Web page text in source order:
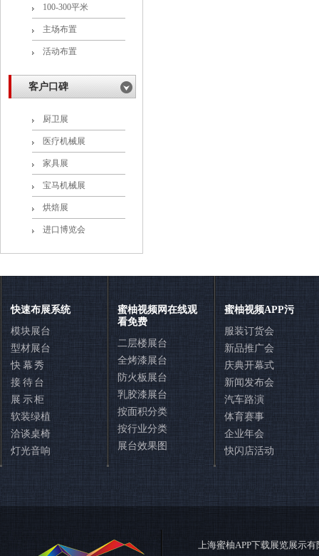
100-300平米
主场布置
活动布置
客户口碑
厨卫展
医疗机械展
家具展
宝马机械展
烘焙展
进口博览会
在线咨询
快速布展系统
模块展台
型材展台
快 幕 秀
接 待 台
展 示 柜
软装绿植
洽谈桌椅
灯光音响
蜜柚视频网在线观
看免费
二层楼展台
全烤漆展台
防火板展台
乳胶漆展台
按面积分类
按行业分类
展台效果图
蜜柚视频APP污
服装订货会
新品推广会
庆典开幕式
新闻发布会
汽车路演
体育赛事
企业年会
快闪店活动
上海蜜柚APP下载展览展示